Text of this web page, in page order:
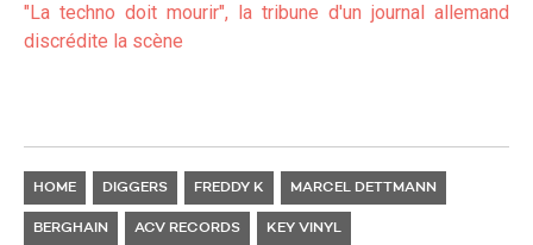
"La techno doit mourir", la tribune d'un journal allemand
discrédite la scène
HOME DIGGERS FREDDY K MARCEL DETTMANN
BERGHAIN ACV RECORDS KEY VINYL